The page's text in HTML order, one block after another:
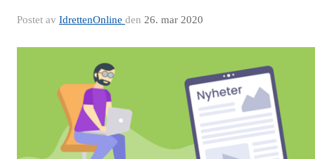
Postet av IdrettenOnline den 26. mar 2020